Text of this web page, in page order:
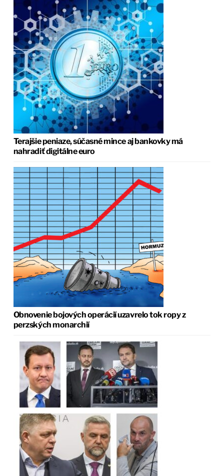
Terajšie peniaze, súčasné mince aj bankovky má
nahradiť digitálne euro
Obnovenie bojových operácií uzavrelo tok ropy z
perzských monarchií